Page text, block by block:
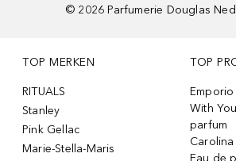
© 2026 Parfumerie Douglas
TOP MERKEN
RITUALS
Stanley
Pink Gellac
Marie-Stella-Maris
TOP
With
parfum
Eau de